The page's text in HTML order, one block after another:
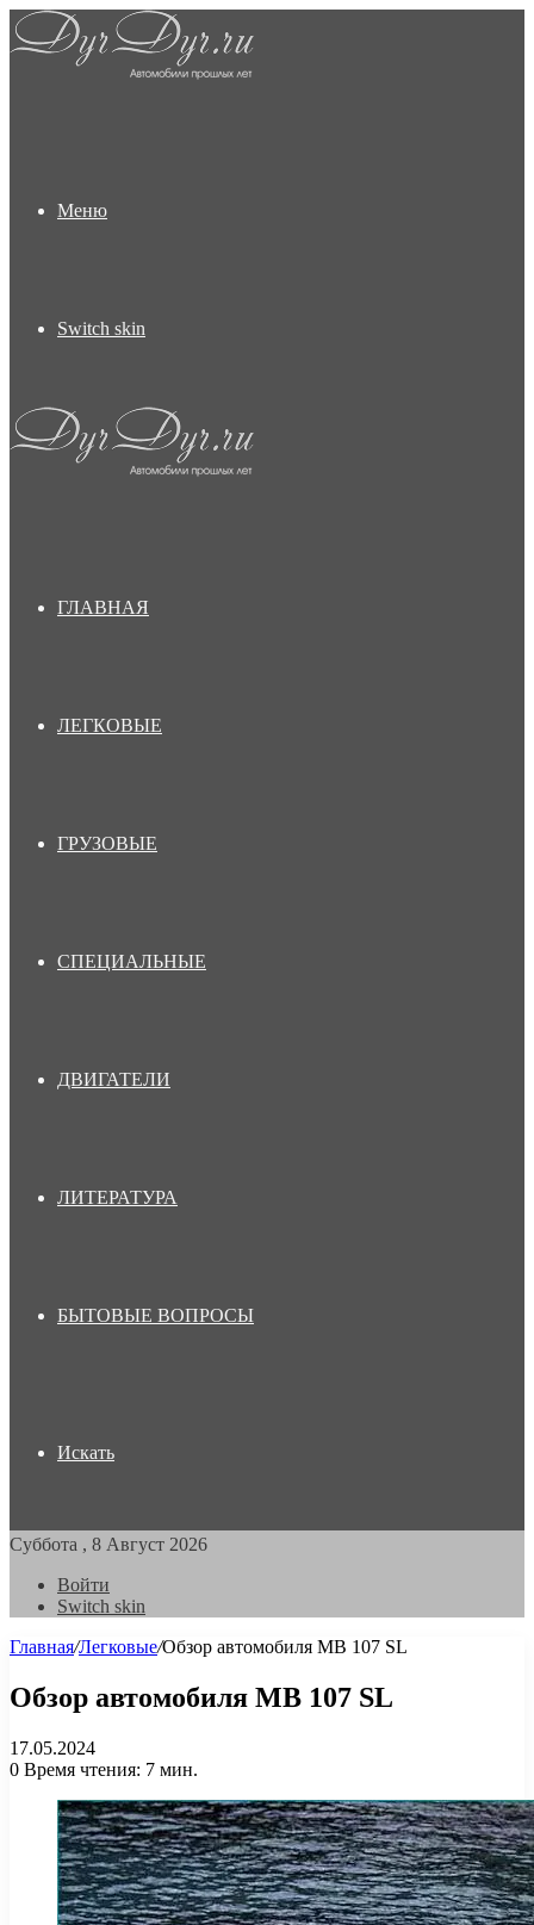
Меню
Switch skin
ГЛАВНАЯ
ЛЕГКОВЫЕ
ГРУЗОВЫЕ
СПЕЦИАЛЬНЫЕ
ДВИГАТЕЛИ
ЛИТЕРАТУРА
БЫТОВЫЕ ВОПРОСЫ
Искать
Суббота , 8 Август 2026
Войти
Switch skin
Главная/Легковые/Обзор автомобиля MB 107 SL
Обзор автомобиля MB 107 SL
17.05.2024
0 Время чтения: 7 мин.